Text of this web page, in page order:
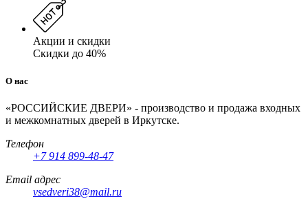
Акции и скидки
Скидки до 40%
О нас
«РОССИЙСКИЕ ДВЕРИ» - производство и продажа входных
и межкомнатных дверей в Иркутске.
Телефон
+7 914 899-48-47
Email адрес
vsedveri38@mail.ru